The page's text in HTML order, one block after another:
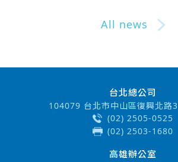
All news
台北總公司
104079 台北市中山區復興北路
(02) 2505-0525
(02) 2503-1680
高雄辦公室